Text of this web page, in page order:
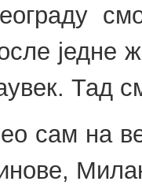
једне
Тад
сам на